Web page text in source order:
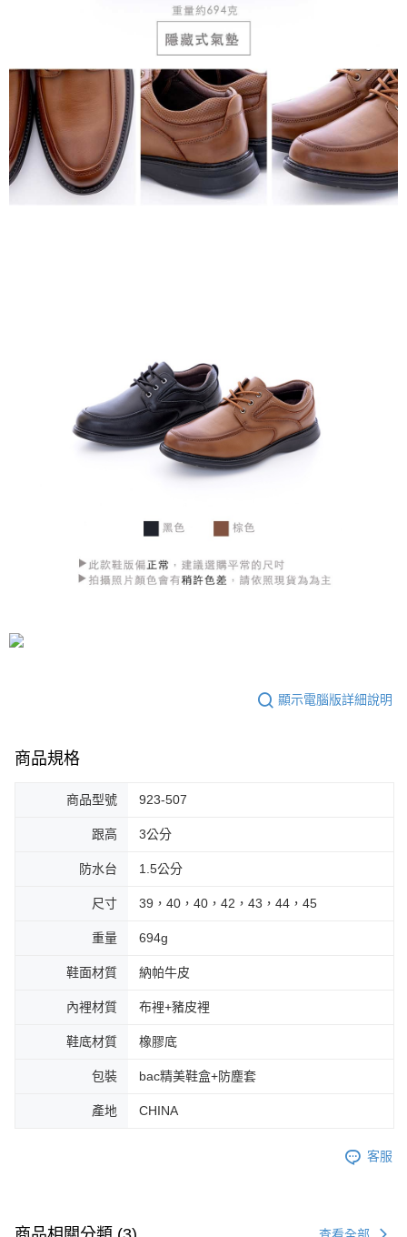
顯示電腦版詳細說明
商品規格
商品型號 923-507
跟高 3公分
防水台 1.5公分
尺寸 39，40，40，42，43，44，45
重量 694g
鞋面材質 納帕牛皮
內裡材質 布裡+豬皮裡
鞋底材質 橡膠底
包裝 bac精美鞋盒+防塵套
產地 CHINA
客服